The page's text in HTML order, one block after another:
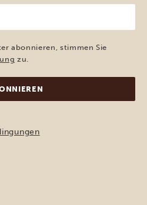
abonnieren, stimmen Sie
zu.